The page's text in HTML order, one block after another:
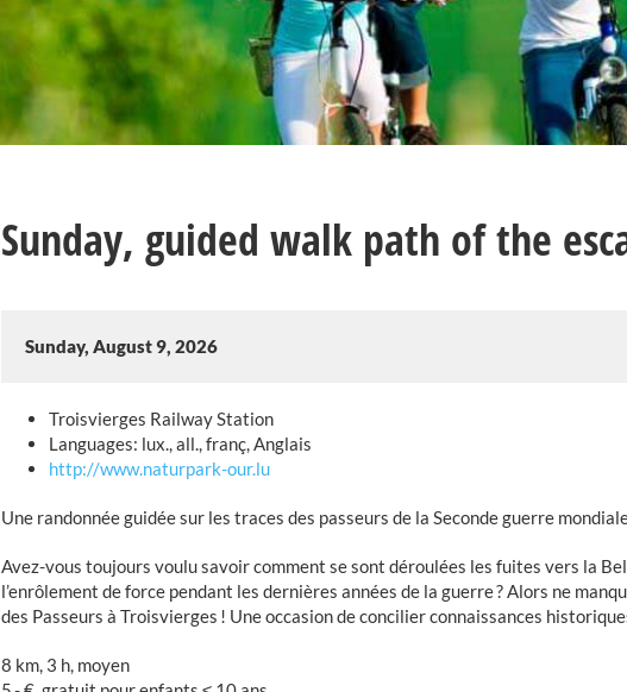
Sunday, guided walk path of the
Sunday, August 9, 2026
Troisvierges Railway Station
Languages: lux., all., franç, Anglais
http://www.naturpark-our.lu
Une randonnée guidée sur les traces des passeurs de la Seconde guerre
Avez-vous toujours voulu savoir comment se sont déroulées les fuites vers la
l’enrôlement de force pendant les dernières années de la guerre ? Alors ne
des Passeurs à Troisvierges ! Une occasion de concilier connaissances
8 km, 3 h, moyen